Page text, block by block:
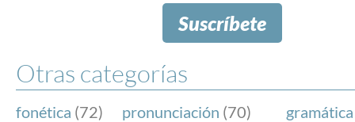
Suscríbete
Otras categorías
fonética (72) pronunciación (70) gramática